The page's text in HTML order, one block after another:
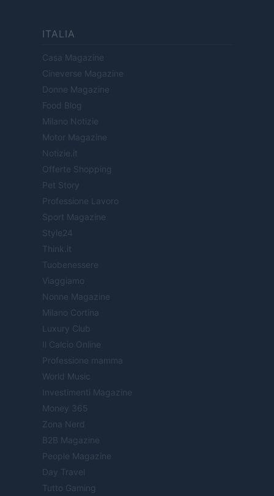
ITALIA
Casa Magazine
Cineverse Magazine
Donne Magazine
Food Blog
Milano Notizie
Motor Magazine
Notizie.it
Offerte Shopping
Pet Story
Professione Lavoro
Sport Magazine
Style24
Think.it
Tuobenessere
Viaggiamo
Nonne Magazine
Milano Cortina
Luxury Club
Il Calcio Online
Professione mamma
World Music
Investimenti Magazine
Money 365
Zona Nerd
B2B Magazine
People Magazine
Day Travel
Tutto Gaming